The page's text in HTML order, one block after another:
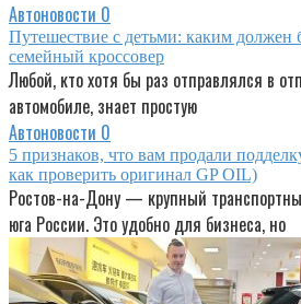
Автоновости 0
Путешествие с детьми: каким должен
семейный кроссовер
Любой, кто хотя бы раз отправлялся в
автомобиле, знает простую
Автоновости 0
5 признаков, что вам продали
как проверить оригинал GP OIL)
Ростов-на-Дону — крупный
юга России. Это удобно для бизнеса, но